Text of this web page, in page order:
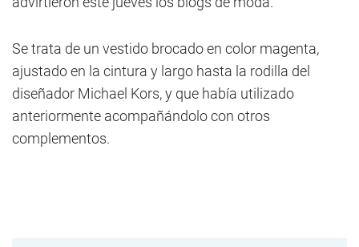
Se trata de un vestido brocado en color magenta,
ajustado en la cintura y largo hasta la rodilla del
diseñador Michael Kors, y que había utilizado
anteriormente acompañándolo con otros
complementos.